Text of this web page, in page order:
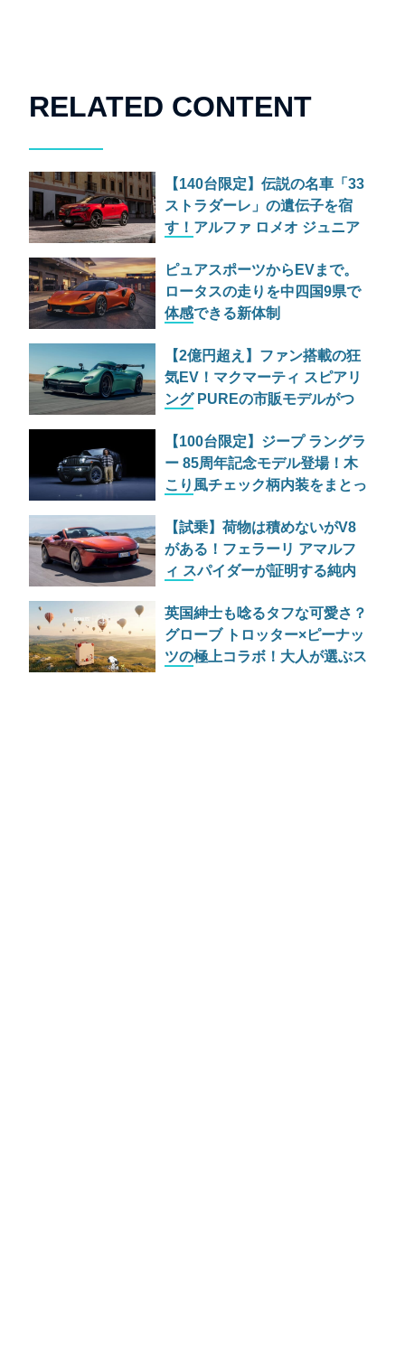
RELATED CONTENT
【140台限定】伝説の名車「33
ストラダーレ」の遺伝子を宿
す！アルファ ロメオ ジュニア
上陸
ピュアスポーツからEVまで。
ロータスの走りを中四国9県で
体感できる新体制
EXPERIENCE」とは
【2億円超え】ファン搭載の狂
気EV！マクマーティ スピアリ
ング PUREの市販モデルがつ
【100台限定】ジープ ラングラ
ー 85周年記念モデル登場！木
こり風チェック柄内装をまとっ
【試乗】荷物は積めないがV8
がある！フェラーリ アマルフ
ィ スパイダーが証明する純内
英国紳士も唸るタフな可愛さ？
グローブ トロッター×ピーナッ
ツの極上コラボ！大人が選ぶス